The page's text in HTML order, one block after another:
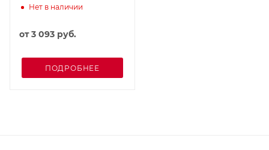
Нет в наличии
от3 093 руб.
ПОДРОБНЕЕ